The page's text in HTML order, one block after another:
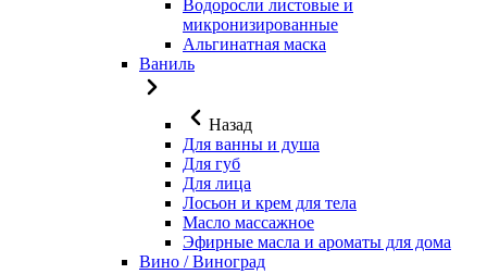
Водоросли листовые и
микронизированные
Альгинатная маска
Ваниль
Назад
Для ванны и душа
Для губ
Для лица
Лосьон и крем для тела
Масло массажное
Эфирные масла и ароматы для дома
Вино / Виноград